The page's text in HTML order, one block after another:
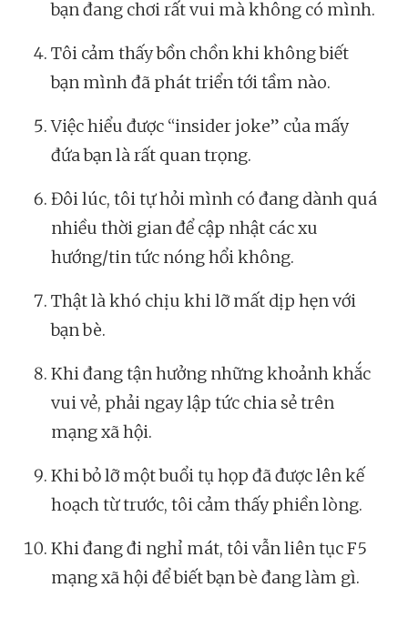
bạn đang chơi rất vui mà không có mình.
Tôi cảm thấy bồn chồn khi không biết
bạn mình đã phát triển tới tầm nào.
Việc hiểu được “insider joke” của mấy
đứa bạn là rất quan trọng.
Đôi lúc, tôi tự hỏi mình có đang dành quá
nhiều thời gian để cập nhật các xu
hướng/tin tức nóng hổi không.
Thật là khó chịu khi lỡ mất dịp hẹn với
bạn bè.
Khi đang tận hưởng những khoảnh khắc
vui vẻ, phải ngay lập tức chia sẻ trên
mạng xã hội.
Khi bỏ lỡ một buổi tụ họp đã được lên kế
hoạch từ trước, tôi cảm thấy phiền lòng.
Khi đang đi nghỉ mát, tôi vẫn liên tục F5
mạng xã hội để biết bạn bè đang làm gì.